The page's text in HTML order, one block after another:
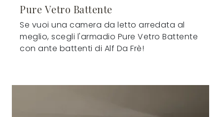
Pure Vetro Battente
Se vuoi una camera da letto arredata al
meglio, scegli l'armadio Pure Vetro Battente
con ante battenti di Alf Da Frè!